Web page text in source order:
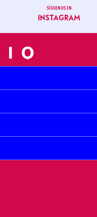
SÍGUENOS EN
INSTAGRAM